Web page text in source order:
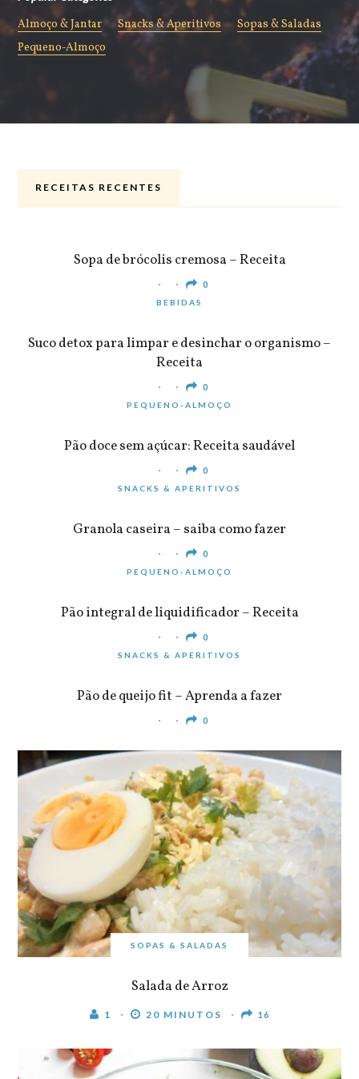
Almoço & Jantar Snacks & Aperitivos
Sopas & Saladas
Pequeno-Almoço
RECEITAS RECENTES
Sopa de brócolis cremosa – Receita
0
BEBIDAS
Suco detox para limpar e desinchar o organismo –
Receita
0
PEQUENO-ALMOÇO
Pão doce sem açúcar: Receita saudável
0
SNACKS & APERITIVOS
Granola caseira – saiba como fazer
0
PEQUENO-ALMOÇO
Pão integral de liquidificador – Receita
0
SNACKS & APERITIVOS
Pão de queijo fit – Aprenda a fazer
0
SOPAS & SALADAS
Salada de Arroz
1 20 MINUTOS 16